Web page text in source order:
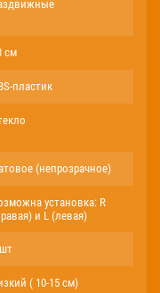
см
пластик
(непрозрачное)
установка: R
и L (левая)
( 10-15 см)